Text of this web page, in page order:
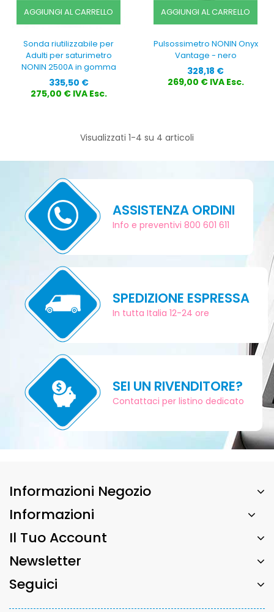
AGGIUNGI AL CARRELLO
Sonda riutilizzabile per
Adulti per saturimetro
NONIN 2500A in gomma
Prezzo
335,50 €
275,00 € IVA Esc.
AGGIUNGI AL CARRELLO
Pulsossimetro NONIN Onyx
Vantage - nero
Prezzo
328,18 €
269,00 € IVA Esc.
Visualizzati 1-4 su 4 articoli
ASSISTENZA ORDINI
Info e preventivi 800 601 611
SPEDIZIONE ESPRESSA
In tutta Italia 12-24 ore
SEI UN RIVENDITORE?
Contattaci per listino dedicato
Informazioni Negozio
Informazioni
Il Tuo Account
Newsletter
Seguici